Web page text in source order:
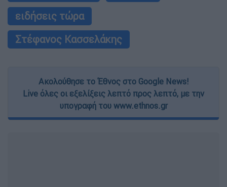
ειδήσεις τώρα
Στέφανος Κασσελάκης
Ακολούθησε το Έθνος στο Google News!
Live όλες οι εξελίξεις λεπτό προς λεπτό, με την
υπογραφή του www.ethnos.gr